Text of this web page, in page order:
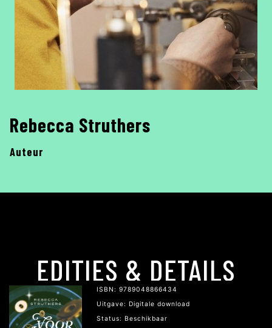
Rebecca Struthers
Auteur
EDITIES & DETAILS
ISBN: 9789048866434
Uitgave: Digitale download
Status: Beschikbaar